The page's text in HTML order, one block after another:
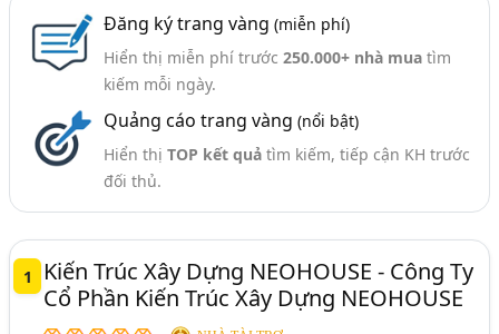
Ngành xem thêm
Thiết Kế Xây Dựng - Công Ty Tư Vấn Thiết Kế Xây Dựng
Mô Hình Kiến Trúc, Sa Bàn Kiến Trúc (53)
Bình Dương
Lâm Đồng
Tp. Đà Nẵng
TP. Hải Phòng
An Giang
Bắc Ninh
Bình Phước Bình Thuận
Khánh Hòa
Nghệ An Phú Yên
Quảng Ninh
Quảng Trị
Thái Bình
Thanh Hóa
Thừa Thiên Huế
TP. Cần Thơ
Vĩnh Phúc
Đắk Lắk
Bắc Giang Bình Định
Gia Lai
Đăng ký trang vàng (miễn phí)
Hiển thị miễn phí trước 250.000+ nhà muatìm
kiếm mỗi ngày.
Quảng cáo trang vàng (nổi bật)
Hiển thị TOP kết quảtìm kiếm, tiếp cận KH trước
đối thủ.
1
Kiến Trúc Xây Dựng NEOHOUSE - Công Ty
Cổ Phần Kiến Trúc Xây Dựng NEOHOUSE